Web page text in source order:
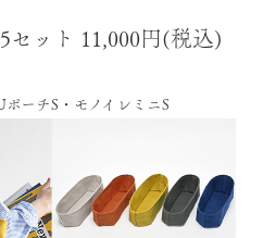
ット 11,000円(税込)
ーチS・モノイレミニS